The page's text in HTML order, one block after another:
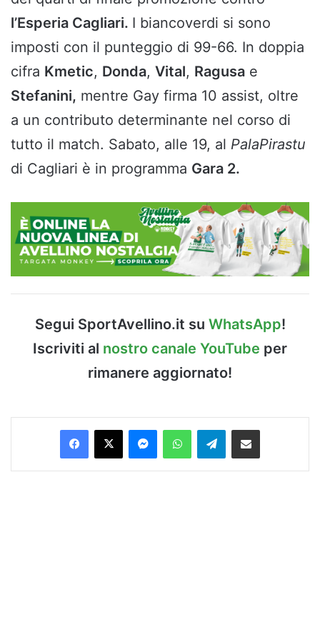
l’Esperia Cagliari. I biancoverdi si sono
imposti con il punteggio di 99-66. In doppia
cifra Kmetic, Donda, Vital, Ragusa e
Stefanini, mentre Gay firma 10 assist, oltre
a un contributo determinante nel corso di
tutto il match. Sabato, alle 19, al PalaPirastu
di Cagliari è in programma Gara 2.
Segui SportAvellino.it su WhatsApp!
Iscriviti al nostro canale YouTube per
rimanere aggiornato!
Facebook
X MessengerWhatsAppTelegramCondividi via Email